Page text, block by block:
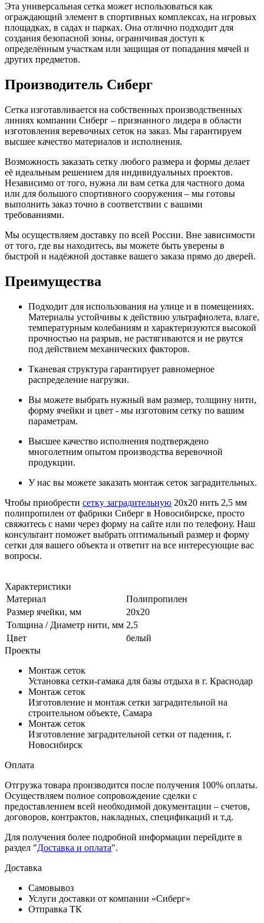
Эта универсальная сетка может использоваться как
ограждающий элемент в спортивных комплексах, на игровых
площадках, в садах и парках. Она отлично подходит для
создания безопасной зоны, ограничивая доступ к
определённым участкам или защищая от попадания мячей и
других предметов.
Производитель Сиберг
Сетка изготавливается на собственных производственных
линиях компании Сиберг – признанного лидера в области
изготовления веревочных сеток на заказ. Мы гарантируем
высшее качество материалов и исполнения.
Возможность заказать сетку любого размера и формы делает
её идеальным решением для индивидуальных проектов.
Независимо от того, нужна ли вам сетка для частного дома
или для большого спортивного сооружения – мы готовы
выполнить заказ точно в соответствии с вашими
требованиями.
Мы осуществляем доставку по всей России. Вне зависимости
от того, где вы находитесь, вы можете быть уверены в
быстрой и надёжной доставке вашего заказа прямо до дверей.
Преимущества
Подходит для использования на улице и в помещениях.
Материалы устойчивы к действию ультрафиолета, влаге,
температурным колебаниям и характеризуются высокой
прочностью на разрыв, не растягиваются и не рвутся
под действием механических факторов.
Тканевая структура гарантирует равномерное
распределение нагрузки.
Вы можете выбрать нужный вам размер, толщину нити,
форму ячейки и цвет - мы изготовим сетку по вашим
параметрам.
Высшее качество исполнения подтверждено
многолетним опытом производства веревочной
продукции.
У нас вы можете заказать монтаж сеток заградительных.
Чтобы приобрести сетку заградительную 20х20 нить 2,5 мм
полипропилен от фабрики Сиберг в Новосибирске, просто
свяжитесь с нами через форму на сайте или по телефону. Наш
консультант поможет выбрать оптимальный размер и форму
сетки для вашего объекта и ответит на все интересующие вас
вопросы.
Характеристики
Материал
Полипропилен
Размер ячейки, мм
20х20
Толщина / Диаметр нити, мм 2,5
Цвет
белый
Проекты
Монтаж сеток
Установка сетки-гамака для базы отдыха в г. Краснодар
Монтаж сеток
Изготовление и монтаж сетки заградительной на
строительном объекте, Самара
Монтаж сеток
Изготовление заградительной сетки от падения, г.
Новосибирск
Оплата
Отгрузка товара производится после получения 100% оплаты.
Осуществляем полное сопровождение сделки с
предоставлением всей необходимой документации – счетов,
договоров, контрактов, накладных, спецификаций и т.д.
Для получения более подробной информации перейдите в
раздел "Доставка и оплата".
Доставка
Самовывоз
Услуги доставки от компании «Сиберг»
Отправка ТК